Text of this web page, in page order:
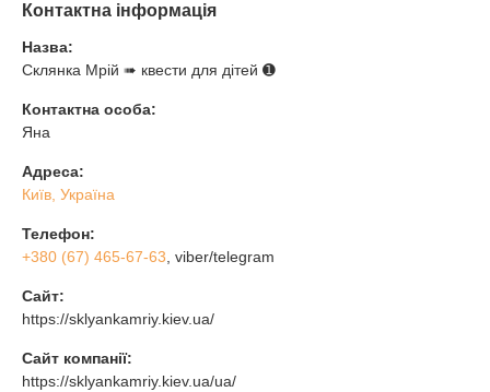
Контактна інформація
Назва:
Склянка Мрiй ➠ квести для дітей ➊
Контактна особа:
Яна
Адреса:
Київ, Україна
Телефон:
+380 (67) 465-67-63 , viber/telegram
Сайт:
https://sklyankamriy.kiev.ua/
Сайт компанії:
https://sklyankamriy.kiev.ua/ua/